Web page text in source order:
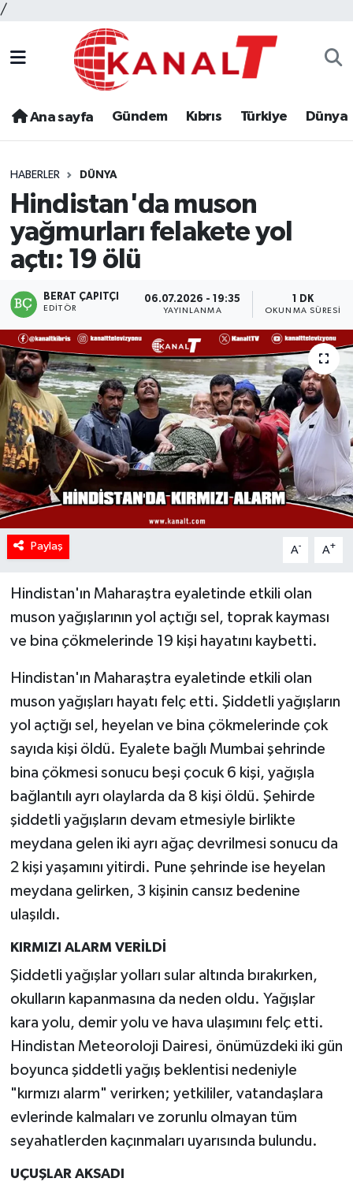
/
Ana sayfa Gündem Kıbrıs Türkiye Dünya
HABERLER DÜNYA
Hindistan'da muson
yağmurları felakete yol
açtı: 19 ölü
BERAT ÇAPITÇI
EDITÖR
06.07.2026 - 19:35
YAYINLANMA
1 DK
OKUNMA SÜRESI
Paylaş A- A+
Hindistan'ın Maharaştra eyaletinde etkili olan
muson yağışlarının yol açtığı sel, toprak kayması
ve bina çökmelerinde 19 kişi hayatını kaybetti.
Hindistan'ın Maharaştra eyaletinde etkili olan
muson yağışları hayatı felç etti. Şiddetli yağışların
yol açtığı sel, heyelan ve bina çökmelerinde çok
sayıda kişi öldü. Eyalete bağlı Mumbai şehrinde
bina çökmesi sonucu beşi çocuk 6 kişi, yağışla
bağlantılı ayrı olaylarda da 8 kişi öldü. Şehirde
şiddetli yağışların devam etmesiyle birlikte
meydana gelen iki ayrı ağaç devrilmesi sonucu da
2 kişi yaşamını yitirdi. Pune şehrinde ise heyelan
meydana gelirken, 3 kişinin cansız bedenine
ulaşıldı.
KIRMIZI ALARM VERİLDİ
Şiddetli yağışlar yolları sular altında bırakırken,
okulların kapanmasına da neden oldu. Yağışlar
kara yolu, demir yolu ve hava ulaşımını felç etti.
Hindistan Meteoroloji Dairesi, önümüzdeki iki gün
boyunca şiddetli yağış beklentisi nedeniyle
"kırmızı alarm" verirken; yetkililer, vatandaşlara
evlerinde kalmaları ve zorunlu olmayan tüm
seyahatlerden kaçınmaları uyarısında bulundu.
UÇUŞLAR AKSADI